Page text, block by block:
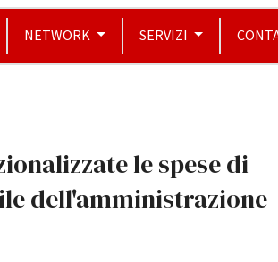
NETWORK SERVIZI
le spese di
dell'amministrazione